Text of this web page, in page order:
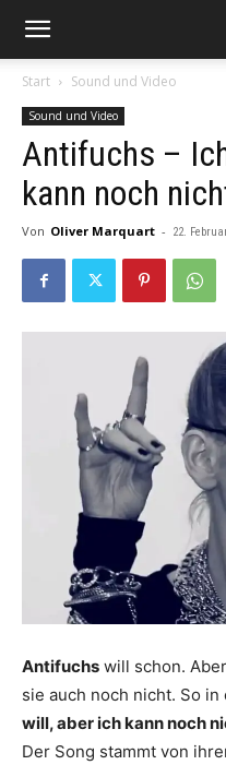
Start Sound und Video
Sound und Video
Antifuchs –
kann noch
Von Oliver Marquart - 22.
Antifuchs will schon.
sie auch noch nicht. So
will, aber ich kann noch
Der Song stammt von